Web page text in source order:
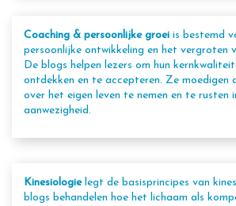
Coaching & persoonlijke groei is bestemd
persoonlijke ontwikkeling en het vergroten
De blogs helpen lezers om hun
ontdekken en te accepteren. Ze moedigen
over het eigen leven te nemen en te rusten
aanwezigheid.
Kinesiologie legt de basisprincipes van
blogs behandelen hoe het lichaam als